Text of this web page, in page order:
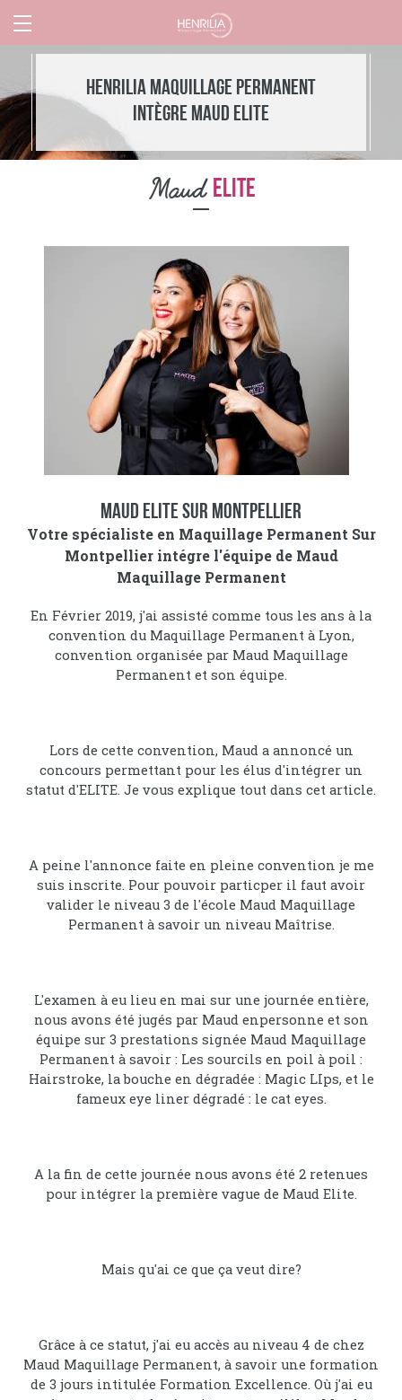
Henrilia Maquillage Permanent
intègre Maud ELITE
Maud ELITE
Maud ELITE Sur Montpellier
Votre spécialiste en Maquillage Permanent Sur
Montpellier intégre l'équipe de Maud
Maquillage Permanent
En Février 2019, j'ai assisté comme tous les ans à la
convention du Maquillage Permanent à Lyon,
convention organisée par Maud Maquillage
Permanent et son équipe.
Lors de cette convention, Maud a annoncé un
concours permettant pour les élus d'intégrer un
statut d'ELITE. Je vous explique tout dans cet article.
A peine l'annonce faite en pleine convention je me
suis inscrite. Pour pouvoir particper il faut avoir
valider le niveau 3 de l'école Maud Maquillage
Permanent à savoir un niveau Maîtrise.
L'examen à eu lieu en mai sur une journée entière,
nous avons été jugés par Maud enpersonne et son
équipe sur 3 prestations signée Maud Maquillage
Permanent à savoir : Les sourcils en poil à poil :
Hairstroke, la bouche en dégradée : Magic LIps, et le
fameux eye liner dégradé : le cat eyes.
A la fin de cette journée nous avons été 2 retenues
pour intégrer la première vague de Maud Elite.
Mais qu'ai ce que ça veut dire?
Grâce à ce statut, j'ai eu accès au niveau 4 de chez
Maud Maquillage Permanent, à savoir une formation
de 3 jours intitulée Formation Excellence. Où j'ai eu